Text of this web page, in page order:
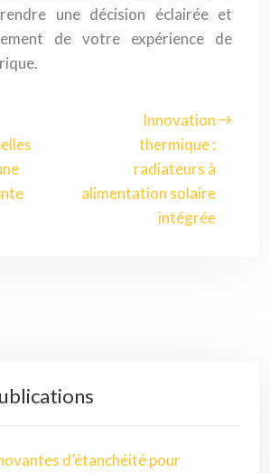
une décision éclairée et
de votre expérience de
Innovation
thermique :
radiateurs à
alimentation solaire
intégrée
d’étanchéité pour